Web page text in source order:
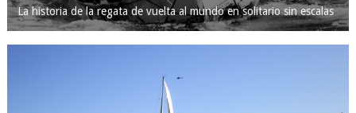
La historia de la regata de vuelta al mundo en solitario sin escalas